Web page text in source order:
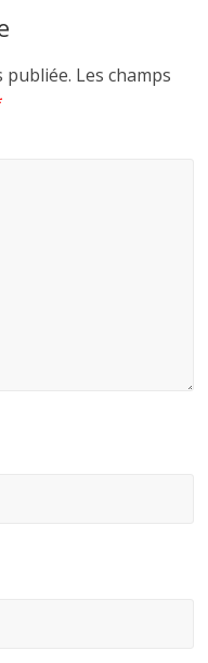
publiée. Les champs